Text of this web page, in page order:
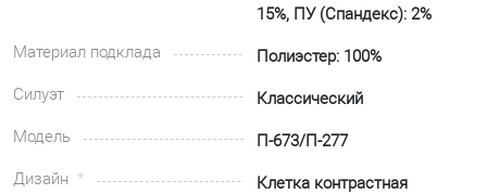
15%, ПУ (Спандекс): 2%
Материал подклада
Полиэстер: 100%
Силуэт
Классический
Модель
П-673/П-277
Дизайн
Клетка контрастная